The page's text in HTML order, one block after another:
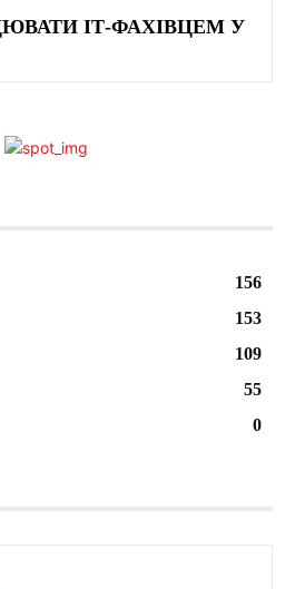
ІТ-ФАХІВЦЕМ У
156
153
109
55
0